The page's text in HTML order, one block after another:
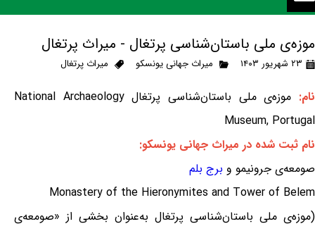
موزه‌ی ملی باستان‌شناسی پرتغال - میراث پرتغال
۲۳ شهریور ۱۴۰۳ میراث جهانی یونسکو میراث پرتغال
نام:
موزه‌ی ملی باستان‌شناسی پرتغال National Archaeology
Museum, Portugal
نام ثبت شده در میراث جهانی یونسکو:
صومعه‌ی جرونیمو و برج بلم
Monastery of the Hieronymites and Tower of Belem
(موزه‌ی ملی باستان‌شناسی پرتغال به‌عنوان بخشی از «صومعه‌ی